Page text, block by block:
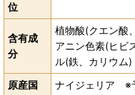
位
含有成
分
植物酸(クエン酸
アニン色素(ヒビ
ル(鉄、カリウム)
原産国
ナイジェリア ※